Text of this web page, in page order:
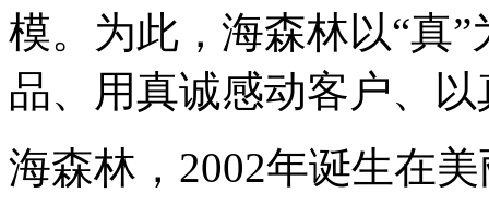
模。为此，海森林以“真
品、用真诚感动客户、
海森林，2002年诞生在